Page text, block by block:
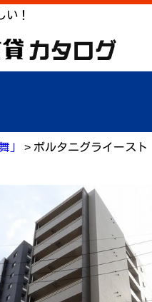
！
」 > ポルタニグライースト